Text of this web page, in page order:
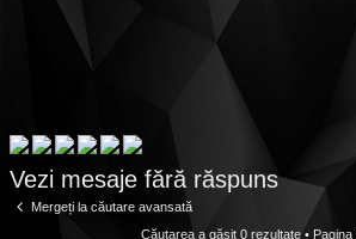
Vezi mesaje fără răspuns
Mergeți la căutare avansată
Căutarea a găsit 0 rezultate • Pagina